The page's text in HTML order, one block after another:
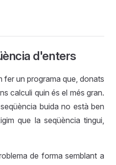
d'enters
fer un programa que, donats
calculi quin és el més gran.
buida no està ben
que la seqüència tingui,
de forma semblant a